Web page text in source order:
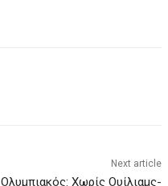
Next article
Oλυμπιακός: Χωρίς Ουίλιαμς-